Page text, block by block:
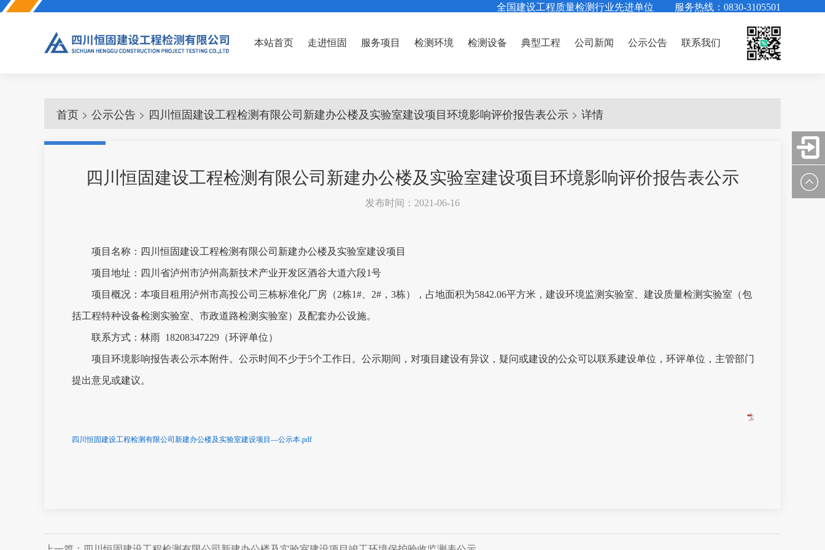
全国建设工程质量检测行业先进单位 服务热线：0830-3105501
本站首页 走进恒固 服务项目 检测环境 检测设备 典型工程 公司新闻 公示公告 联系我们
首页 > 公示公告 > 四川恒固建设工程检测有限公司新建办公楼及实验室建设项目环境影响评价报告表公示 > 详情
四川恒固建设工程检测有限公司新建办公楼及实验室建设项目环境影响评价报告表公示
发布时间：2021-06-16
项目名称：四川恒固建设工程检测有限公司新建办公楼及实验室建设项目
项目地址：四川省泸州市泸州高新技术产业开发区酒谷大道六段1号
项目概况：本项目租用泸州市高投公司三栋标准化厂房（2栋1# 2# ， 3栋），占地面积为5842.06平方米，建设环境监测实验室、建设质量检测实验室（包
括工程特种设备检测实验室、市政道路检测实验室）及配套办公设施。
联系方式：林雨 18208347229 （环评单位）
项目环境影响报告表公示本附件。公示时间不少于5个工作日。公示期间，对项目建设有异议，疑问或建设的公众可以联系建设单位，环评单位，主管部门
提出意见或建议。
四川恒固建设工程检测有限公司新建办公楼及实验室建设项目—公示本.pdf